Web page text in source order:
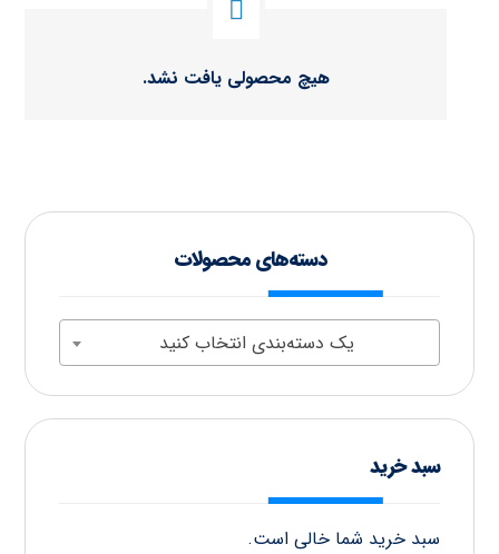
هیچ محصولی یافت نشد.
دسته‌های محصولات
یک دسته‌بندی انتخاب کنید
سبد خرید
سبد خرید شما خالی است.